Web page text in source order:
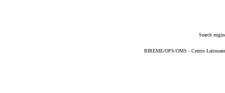
Search
BIREME/OPS/OMS - Centro